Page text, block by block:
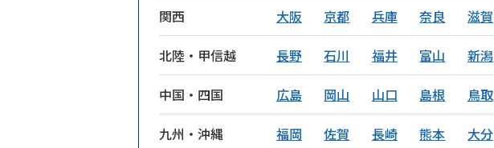
関西 大阪 京都 兵庫 奈良 滋賀
北陸・甲信越 長野 石川 福井 富山 新潟
中国・四国 広島 岡山 山口 島根 鳥取
九州・沖縄 福岡 佐賀 長崎 熊本 大分